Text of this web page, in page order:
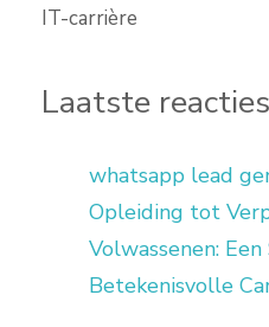
IT-carrière
Laatste reacties
whatsapp lead
Opleiding tot
Volwassenen:
Betekenisvolle